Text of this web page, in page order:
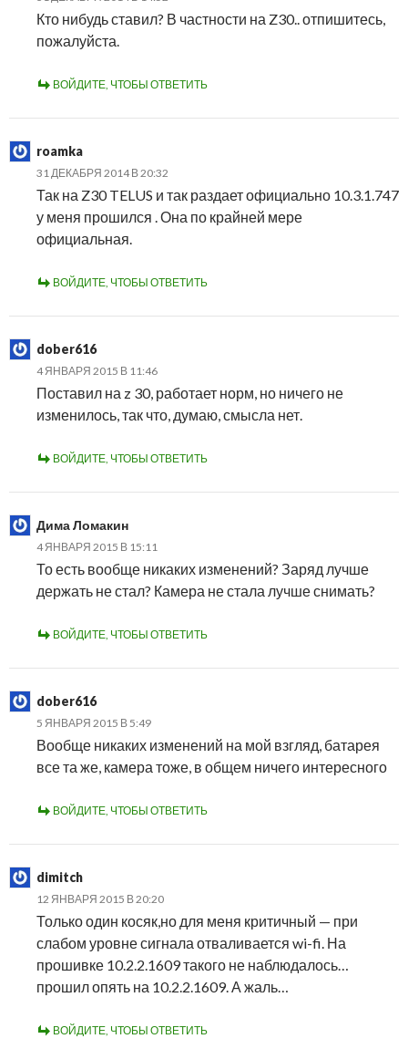
Кто нибудь ставил? В частности на Z30.. отпишитесь,
пожалуйста.
ВОЙДИТЕ, ЧТОБЫ ОТВЕТИТЬ
roamka
31 ДЕКАБРЯ 2014 В 20:32
Так на Z30 TELUS и так раздает официально 10.3.1.747
у меня прошился . Она по крайней мере
официальная.
ВОЙДИТЕ, ЧТОБЫ ОТВЕТИТЬ
dober616
4 ЯНВАРЯ 2015 В 11:46
Поставил на z 30, работает норм, но ничего не
изменилось, так что, думаю, смысла нет.
ВОЙДИТЕ, ЧТОБЫ ОТВЕТИТЬ
Дима Ломакин
4 ЯНВАРЯ 2015 В 15:11
То есть вообще никаких изменений? Заряд лучше
держать не стал? Камера не стала лучше снимать?
ВОЙДИТЕ, ЧТОБЫ ОТВЕТИТЬ
dober616
5 ЯНВАРЯ 2015 В 5:49
Вообще никаких изменений на мой взгляд, батарея
все та же, камера тоже, в общем ничего интересного
ВОЙДИТЕ, ЧТОБЫ ОТВЕТИТЬ
dimitch
12 ЯНВАРЯ 2015 В 20:20
Только один косяк,но для меня критичный — при
слабом уровне сигнала отваливается wi-fi. На
прошивке 10.2.2.1609 такого не наблюдалось…
прошил опять на 10.2.2.1609. А жаль…
ВОЙДИТЕ, ЧТОБЫ ОТВЕТИТЬ